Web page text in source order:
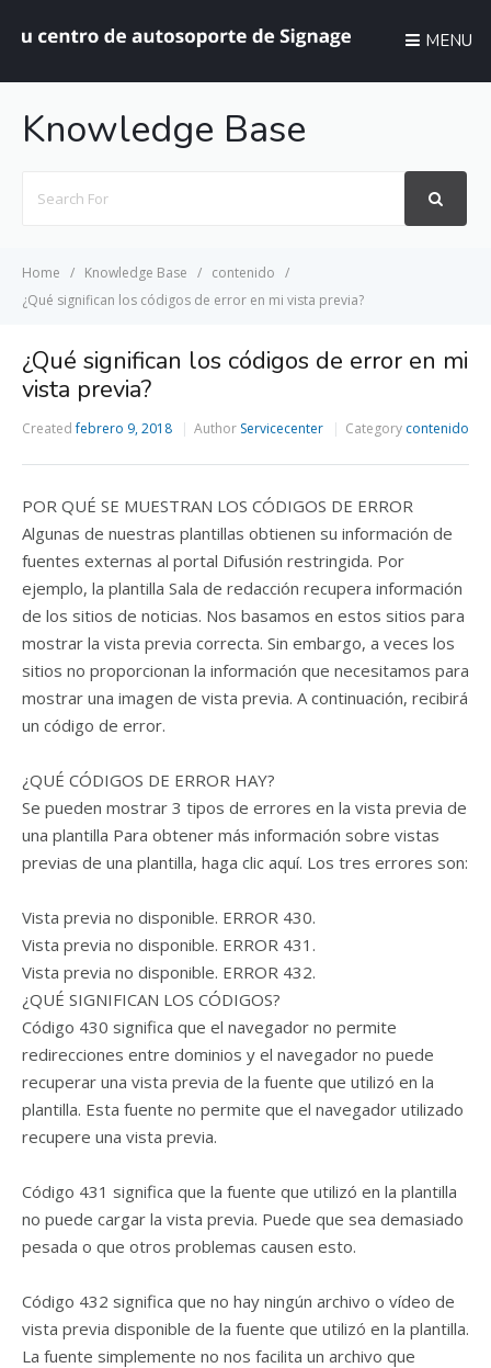
MENU
Knowledge Base
For
Home Knowledge Base
contenido
¿Qué significan los códigos de error en mi vista previa?
¿Qué significan los códigos de error en mi
vista previa?
Created febrero 9, 2018 Author Servicecenter Category contenido
POR QUÉ SE MUESTRAN LOS CÓDIGOS DE ERROR
Algunas de nuestras plantillas obtienen su información de
fuentes externas al portal Difusión restringida. Por
ejemplo, la plantilla Sala de redacción recupera información
de los sitios de noticias. Nos basamos en estos sitios para
mostrar la vista previa correcta. Sin embargo, a veces los
sitios no proporcionan la información que necesitamos para
mostrar una imagen de vista previa. A continuación, recibirá
un código de error.
¿QUÉ CÓDIGOS DE ERROR HAY?
Se pueden mostrar 3 tipos de errores en la vista previa de
una plantilla Para obtener más información sobre vistas
previas de una plantilla, haga clic aquí. Los tres errores son:
Vista previa no disponible. ERROR 430.
Vista previa no disponible. ERROR 431.
Vista previa no disponible. ERROR 432.
¿QUÉ SIGNIFICAN LOS CÓDIGOS?
Código 430 significa que el navegador no permite
redirecciones entre dominios y el navegador no puede
recuperar una vista previa de la fuente que utilizó en la
plantilla. Esta fuente no permite que el navegador utilizado
recupere una vista previa.
Código 431 significa que la fuente que utilizó en la plantilla
no puede cargar la vista previa. Puede que sea demasiado
pesada o que otros problemas causen esto.
Código 432 significa que no hay ningún archivo o vídeo de
vista previa disponible de la fuente que utilizó en la plantilla.
La fuente simplemente no nos facilita un archivo que